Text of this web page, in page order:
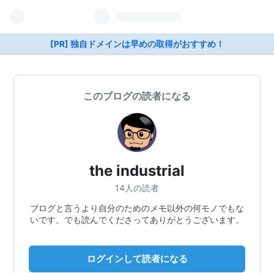
[PR] 独自ドメインは早めの取得がおすすめ！
このブログの読者になる
the industrial
14人の読者
ブログと言うより自分のためのメモ以外の何モノでもな
いです。でも読んでくださってありがとうございます。
ログインして読者になる